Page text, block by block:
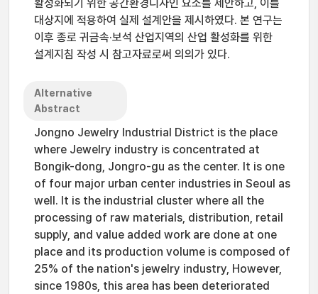
활성화되기 위한 공간환경디자인 요소를 제안하고, 이를
대상지에 적용하여 실제 설계안을 제시하였다. 본 연구는
이후 종로 귀금속·보석 산업지역의 산업 활성화를 위한
설계지침 작성 시 참고자료로써 의의가 있다.
Alternative
Abstract
Jongno Jewelry Industrial District is the place
where Jewelry industry is concentrated at
Bongik-dong, Jongro-gu as the center. It is one
of four major urban center industries in Seoul as
well. It is the industrial cluster where all the
processing of raw materials, distribution, retail
supply, and value added work are done at one
place and its production volume is composed of
25% of the nation's jewelry industry, However,
since 1980s, this area has been deteriorated